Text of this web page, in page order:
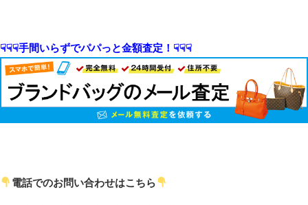
☟☟☟手間いらずでパパっと金額査定！☟☟☟
電話でのお問い合わせはこちら